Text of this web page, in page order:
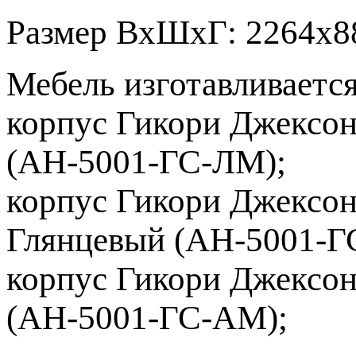
Размер ВхШхГ:
Мебель
корпус Гикори
(АН-5001-ГС-ЛМ);
корпус Гикори
Глянцевый (АН-5001-
корпус Гикори
(АН-5001-ГС-АМ);